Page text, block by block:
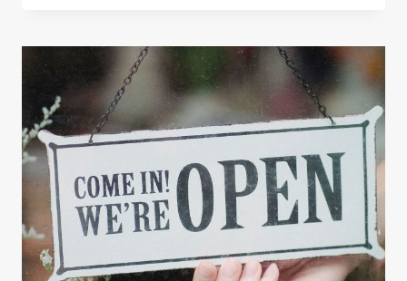
ERA
LA
GENEROSIDAD
QUE
ESTÁ
EL
MUNDO